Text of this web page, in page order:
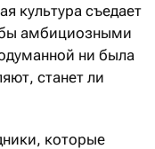
культура съедает
бы амбициозными
ни была
станет ли
которые